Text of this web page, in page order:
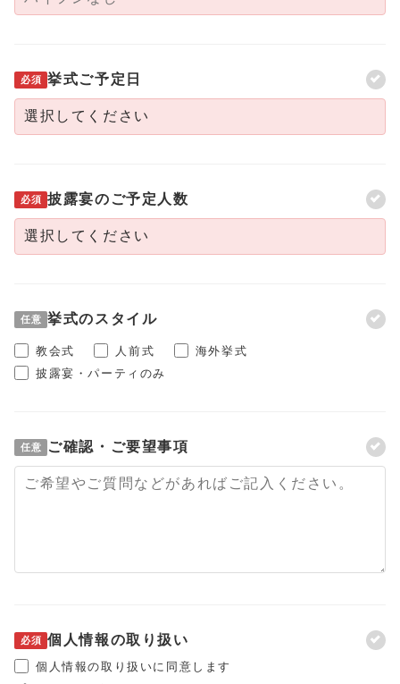
必須 挙式ご予定日
必須 披露宴のご予定人数
任意 挙式のスタイル
教会式 人前式
海外挙式
披露宴・パーティのみ
任意 ご確認・ご要望事項
必須 個人情報の取り扱い
個人情報の取り扱いに同意します